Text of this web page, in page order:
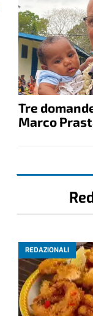
Tre
Marco
REDAZIONALI